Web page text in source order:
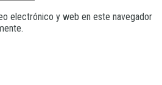
electrónico y web en este navegador